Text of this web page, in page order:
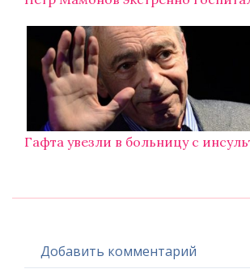
Гафта увезли в больницу с
Добавить комментарий